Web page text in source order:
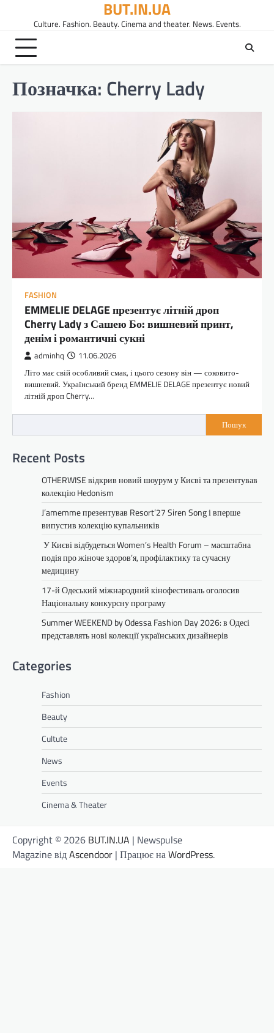
вмісту
BUT.IN.UA
Culture. Fashion. Beauty. Cinema and theater. News. Events.
Позначка: Cherry Lady
FASHION
EMMELIE DELAGE презентує літній дроп
Cherry Lady з Сашею Бо: вишневий принт,
денім і романтичні сукні
adminhq 11.06.2026
Літо має свій особливий смак, і цього сезону він — соковито-
вишневий. Український бренд EMMELIE DELAGE презентує новий
літній дроп Cherry…
Пошук
Recent Posts
OTHERWISE відкрив новий шоурум у Києві та презентував
колекцію Hedonism
J’amemme презентував Resort’27 Siren Song і вперше
випустив колекцію купальників
У Києві відбудеться Women’s Health Forum – масштабна
подія про жіноче здоров’я, профілактику та сучасну
медицину
17-й Одеський міжнародний кінофестиваль оголосив
Національну конкурсну програму
Summer WEEKEND by Odessa Fashion Day 2026: в Одесі
представлять нові колекції українських дизайнерів
Categories
Fashion
Beauty
Cultute
News
Events
Cinema & Theater
Copyright © 2026 BUT.IN.UA | Newspulse
Magazine відAscendoor | Працює наWordPress.